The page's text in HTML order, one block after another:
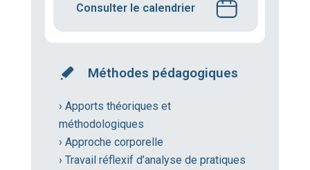
Consulter le calendrier
Méthodes pédagogiques
› Apports théoriques et
méthodologiques
› Approche corporelle
› Travail réflexif d’analyse de pratiques